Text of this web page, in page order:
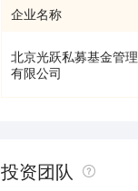
企业名称
北京光跃私募基金管理
有限公司
投资团队